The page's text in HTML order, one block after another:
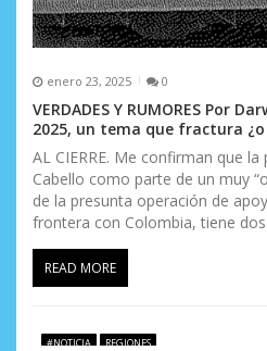
enero 23, 2025 0
VERDADES Y RUMORES Por
2025, un tema que fractura
AL CIERRE. Me confirman que
Cabello como parte de un muy
de la presunta operación de
frontera con Colombia, tiene dos
READ MORE
#NOTICIA REGIONES